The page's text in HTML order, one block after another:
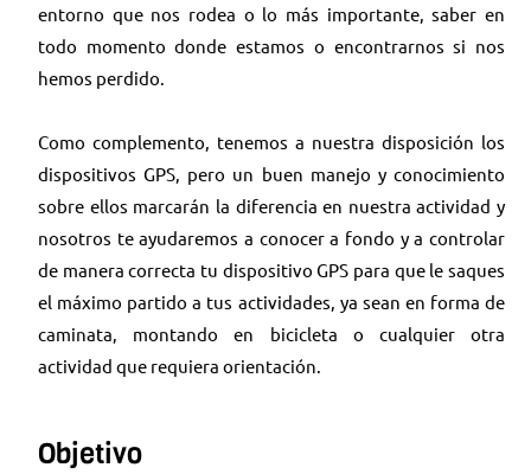
entorno que nos rodea o lo más importante, saber en
todo momento donde estamos o encontrarnos si nos
hemos perdido.
Como complemento, tenemos a nuestra disposición los
dispositivos GPS, pero un buen manejo y conocimiento
sobre ellos marcarán la diferencia en nuestra actividad y
nosotros te ayudaremos a conocer a fondo y a controlar
de manera correcta tu dispositivo GPS para que le saques
el máximo partido a tus actividades, ya sean en forma de
caminata, montando en bicicleta o cualquier otra
actividad que requiera orientación.
Objetivo